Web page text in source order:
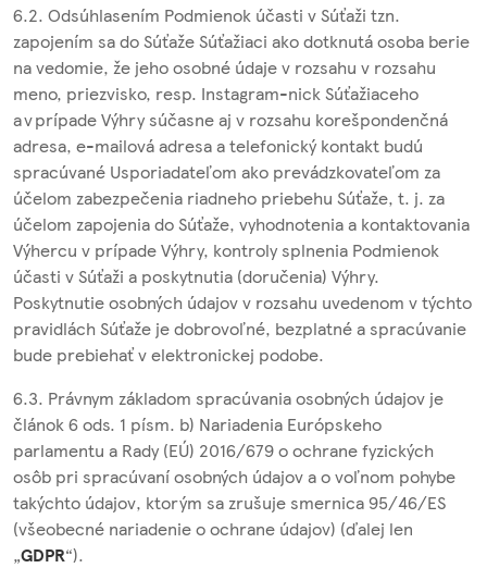
6.2. Odsúhlasením Podmienok účasti v Súťaži tzn.
zapojením sa do Súťaže Súťažiaci ako dotknutá osoba berie
na vedomie, že jeho osobné údaje v rozsahu v rozsahu
meno, priezvisko, resp. Instagram-nick Súťažiaceho
a v prípade Výhry súčasne aj v rozsahu korešpondenčná
adresa, e-mailová adresa a telefonický kontakt budú
spracúvané Usporiadateľom ako prevádzkovateľom za
účelom zabezpečenia riadneho priebehu Súťaže, t. j. za
účelom zapojenia do Súťaže, vyhodnotenia a kontaktovania
Výhercu v prípade Výhry, kontroly splnenia Podmienok
účasti v Súťaži a poskytnutia (doručenia) Výhry.
Poskytnutie osobných údajov v rozsahu uvedenom v týchto
pravidlách Súťaže je dobrovoľné, bezplatné a spracúvanie
bude prebiehať v elektronickej podobe.
6.3. Právnym základom spracúvania osobných údajov je
článok 6 ods. 1 písm. b) Nariadenia Európskeho
parlamentu a Rady (EÚ) 2016/679 o ochrane fyzických
osôb pri spracúvaní osobných údajov a o voľnom pohybe
takýchto údajov, ktorým sa zrušuje smernica 95/46/ES
(všeobecné nariadenie o ochrane údajov) (ďalej len
„GDPR“).